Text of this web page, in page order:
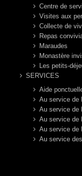
Centre de
Visites aux
Collecte de
Repas
Maraudes
Monastère
Les petits-
SERVICES
Aide
Au service de
Au service de
Au service de
Au service de
Au service